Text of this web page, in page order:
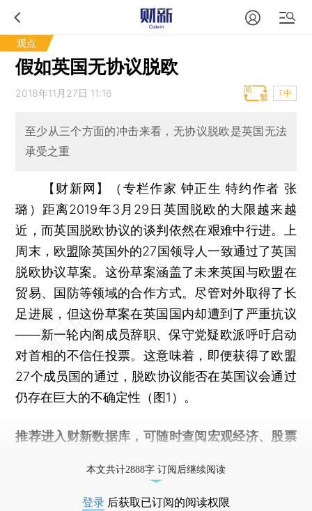
观点
假如英国无协议脱欧
2018年11月27日 11:16 T中
至少从三个方面的冲击来看，无协议脱欧是英国无法
承受之重
【财新网】（专栏作家 钟正生 特约作者 张
璐） 距离2019年3月29日英国脱欧的大限越来越
近，而英国脱欧协议的谈判依然在艰难中行进。上
周末，欧盟除英国外的27国领导人一致通过了英国
脱欧协议草案。这份草案涵盖了未来英国与欧盟在
贸易、国防等领域的合作方式。尽管对外取得了长
足进展，但这份草案在英国国内却遭到了严重抗议
——新一轮内阁成员辞职、保守党疑欧派呼吁启动
对首相的不信任投票。这意味着，即便获得了欧盟
27个成员国的通过，脱欧协议能否在英国议会通过
仍存在巨大的不确定性（图1）。
推荐进入 财新数据库 ，可随时查阅宏观经济、股票
本文共计2888字 订阅后继续阅读
登录 后获取已订阅的阅读权限